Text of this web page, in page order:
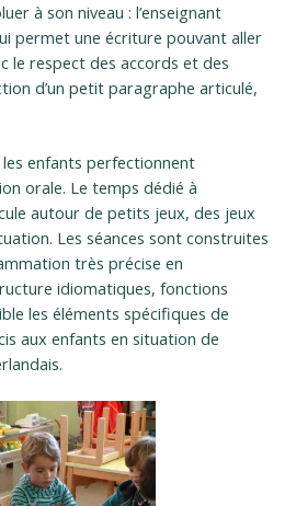
à son niveau : l’enseignant
permet une écriture pouvant aller
le respect des accords et des
d’un petit paragraphe articulé,
enfants perfectionnent
orale. Le temps dédié à
autour de petits jeux, des jeux
Les séances sont construites
très précise en
idiomatiques, fonctions
les éléments spécifiques de
aux enfants en situation de